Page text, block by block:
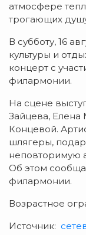
атмосфере
трогающих
В субботу, 16
культуры и
концерт с
филармонии.
На сцене
Зайцева, Елена
Концевой.
шлягеры,
неповторимую
Об этом
филармонии.
Возрастное
Источник: